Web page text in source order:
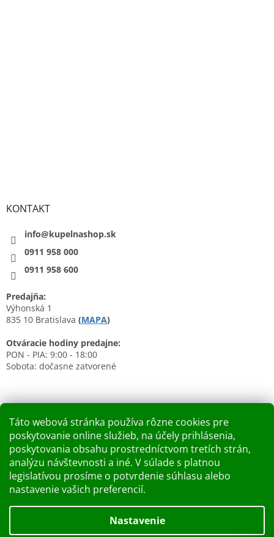
Táto webová stránka používa rôzne cookies pre
poskytovanie online služieb, na účely prihlásenia,
poskytovania obsahu prostredníctvom tretích strán,
analýzu návštevnosti a iné. V súlade s platnou
legislatívou prosíme o potvrdenie súhlasu alebo
nastavenie vašich preferencií.
Nastavenie
KONTAKT
info@kupelnashop.sk
0911 958 000
0911 958 600
Predajňa:
Výhonská 1
835 10 Bratislava (MAPA)
Otváracie hodiny predajne:
PON - PIA: 9:00 - 18:00
Sobota: dočasne zatvorené
Nákupný košík
0KS / 0 €